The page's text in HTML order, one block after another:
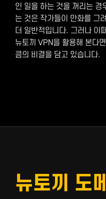
인 일을 하는 것을 꺼리는
는 것은 작가들이 만화를 그
더 일반적입니다. 그러나 이
뉴토끼 VPN을 활용해 본다
큼의 비결을 담고 있습니다.
뉴토끼 도